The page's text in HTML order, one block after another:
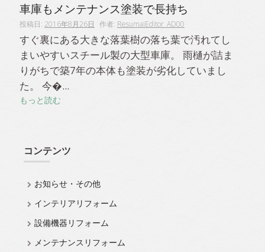
車庫もメンテナンス塗装で長持ち
投稿日: 2016年8月26日 作者: ResumaiEditor_AD00
すぐ裏にある大きな落葉樹の落ち葉で汚れてし
まいやすいスチール製の大型車庫。 雨樋が詰ま
りがちで築7年の本体も塗装が劣化していまし
た。 今�...
もっと読む
コンテンツ
お知らせ・その他
インテリアリフォーム
設備機器リフォーム
メンテナンスリフォーム